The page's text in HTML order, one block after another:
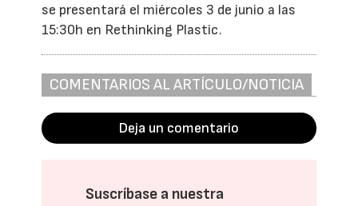
se presentará el miércoles 3 de junio a las
15:30h en Rethinking Plastic.
COMENTARIOS AL ARTÍCULO/NOTICIA
Deja un comentario
Suscríbase a nuestra